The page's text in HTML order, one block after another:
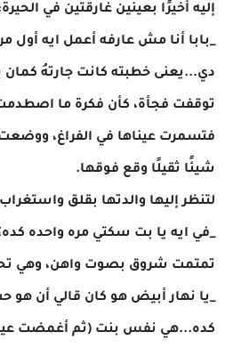
إليه أخيرًا بعينين غارقتين في
_بابا أنا مش عارفه أعمل ايه أول
دي...يعنى خطبته كانت جارتهُ
توقفت فجأة، كأن فكرة ما
فتسمرت عيناها في الفراغ،
شيئًا ثقيلًا وقع فوقها.
لتنظر إليها والدتها بقلق
_في ايه يا بت سكتي مره واحده
تمتمت شروق بصوت واهن، وهي
_يا نهار أبيض هو كان قالي أن هو
كده...هي نفس بنت (ثم أغمضت